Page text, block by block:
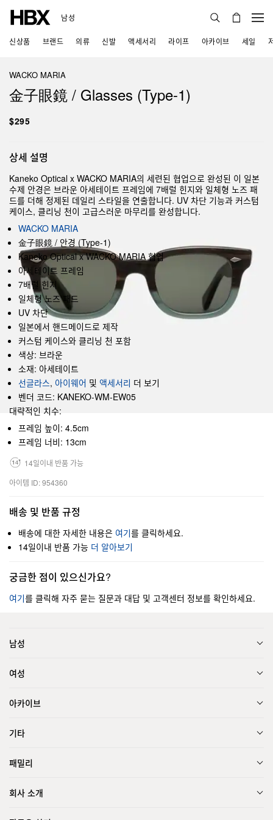
남성
신상품 브랜드 의류 신발 액세서리 라이프 아카이브 세일
WACKO MARIA
金子眼鏡 / Glasses (Type-1)
$295
상세 설명
Kaneko Optical x WACKO MARIA의 세련된 협업으로 완성된 이 일본
수제 안경은 브라운 아세테이트 프레임에 7배럴 힌지와 일체형 노즈 패
드를 더해 정제된 데일리 스타일을 연출합니다. UV 차단 기능과 커스텀
케이스, 클리닝 천이 고급스러운 마무리를 완성합니다.
WACKO MARIA
金子眼鏡 / 안경 (Type-1)
Kaneko Optical x WACKO MARIA 협업
아세테이트 프레임
7배럴 힌지
일체형 노즈 패드
UV 차단
일본에서 핸드메이드로 제작
커스텀 케이스와 클리닝 천 포함
색상: 브라운
소재: 아세테이트
선글라스, 아이웨어 및 액세서리 더 보기
벤더 코드: KANEKO-WM-EW05
대략적인 치수:
프레임 높이: 4.5cm
프레임 너비: 13cm
14일이내 반품 가능
아이템 ID: 954360
배송 및 반품 규정
배송에 대한 자세한 내용은 여기를 클릭하세요.
14일이내 반품 가능 더 알아보기
궁금한 점이 있으신가요?
여기를 클릭해 자주 묻는 질문과 대답 및 고객센터 정보를 확인하세요.
남성
여성
아카이브
기타
패밀리
회사 소개